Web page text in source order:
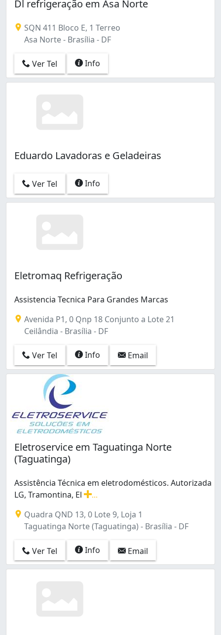
Dl refrigeração em Asa Norte
SQN 411 Bloco E, 1 Terreo
Asa Norte - Brasília - DF
Ver Tel Info
Eduardo Lavadoras e Geladeiras
Ver Tel Info
Eletromaq Refrigeração
Assistencia Tecnica Para Grandes Marcas
Avenida P1, 0 Qnp 18 Conjunto a Lote 21
Ceilândia - Brasília - DF
Ver Tel Info Email
Eletroservice em Taguatinga Norte
(Taguatinga)
Assistência Técnica em eletrodomésticos. Autorizada
LG, Tramontina, El
Quadra QND 13, 0 Lote 9, Loja 1
Taguatinga Norte (Taguatinga) - Brasília - DF
Ver Tel Info Email